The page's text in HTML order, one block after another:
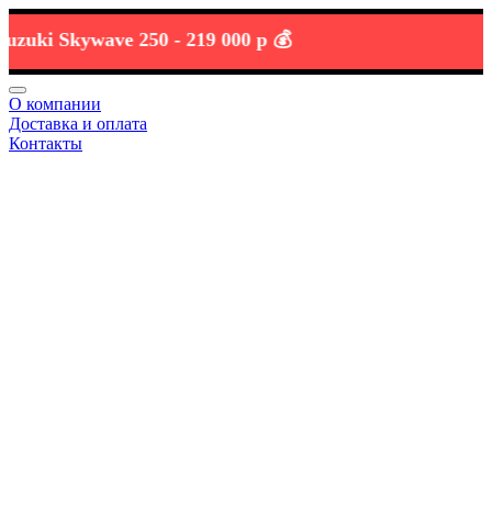
Skywave 250 -219 000 р 💰
О компании
Доставка и оплата
Контакты